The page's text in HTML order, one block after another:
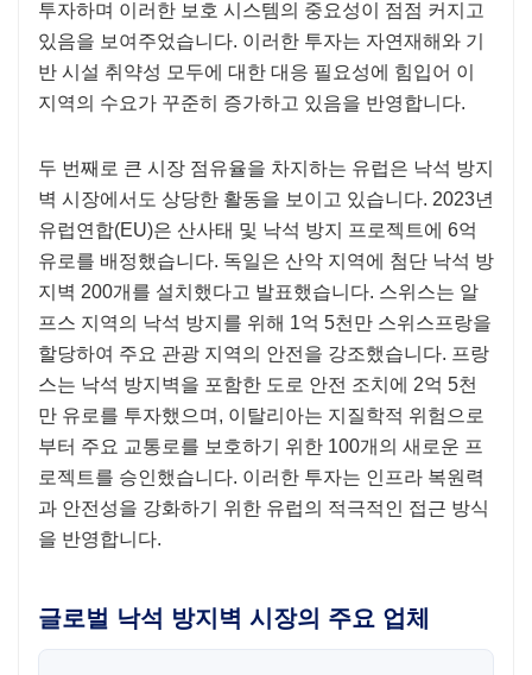
투자하며 이러한 보호 시스템의 중요성이 점점 커지고
있음을 보여주었습니다. 이러한 투자는 자연재해와 기
반 시설 취약성 모두에 대한 대응 필요성에 힘입어 이
지역의 수요가 꾸준히 증가하고 있음을 반영합니다.
두 번째로 큰 시장 점유율을 차지하는 유럽은 낙석 방지
벽 시장에서도 상당한 활동을 보이고 있습니다. 2023년
유럽연합(EU)은 산사태 및 낙석 방지 프로젝트에 6억
유로를 배정했습니다. 독일은 산악 지역에 첨단 낙석 방
지벽 200개를 설치했다고 발표했습니다. 스위스는 알
프스 지역의 낙석 방지를 위해 1억 5천만 스위스프랑을
할당하여 주요 관광 지역의 안전을 강조했습니다. 프랑
스는 낙석 방지벽을 포함한 도로 안전 조치에 2억 5천
만 유로를 투자했으며, 이탈리아는 지질학적 위험으로
부터 주요 교통로를 보호하기 위한 100개의 새로운 프
로젝트를 승인했습니다. 이러한 투자는 인프라 복원력
과 안전성을 강화하기 위한 유럽의 적극적인 접근 방식
을 반영합니다.
글로벌 낙석 방지벽 시장의 주요 업체